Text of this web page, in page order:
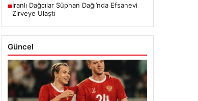
■İranlı Dağcılar Süphan Dağı’nda Efsanevi
Zirveye Ulaştı
Güncel